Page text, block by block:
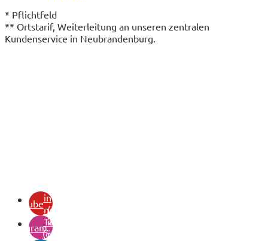
* Pflichtfeld
** Ortstarif, Weiterleitung an unseren zentralen
Kundenservice in Neubrandenburg.
youtubein
neuem
Tab)
instagram
(öffnet
in
neuem
(öffnet